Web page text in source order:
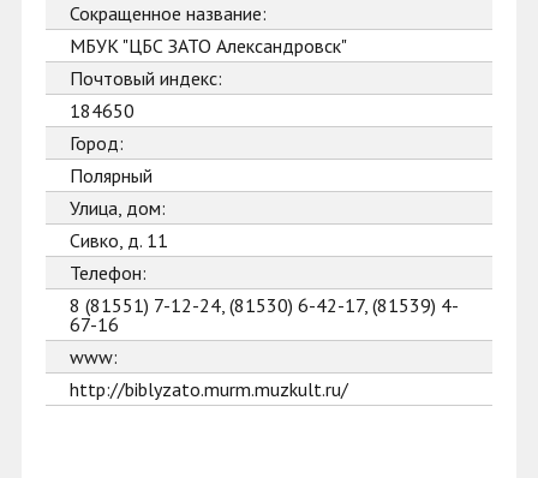
Сокращенное название:
МБУК "ЦБС ЗАТО Александровск"
Почтовый индекс:
184650
Город:
Полярный
Улица, дом:
Сивко, д. 11
Телефон:
8 (81551) 7-12-24, (81530) 6-42-17, (81539) 4-
67-16
www:
http://biblyzato.murm.muzkult.ru/